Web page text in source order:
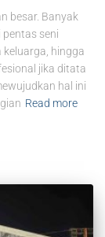
besar. Banyak
seni
hingga
jika ditata
hal ini
Read more